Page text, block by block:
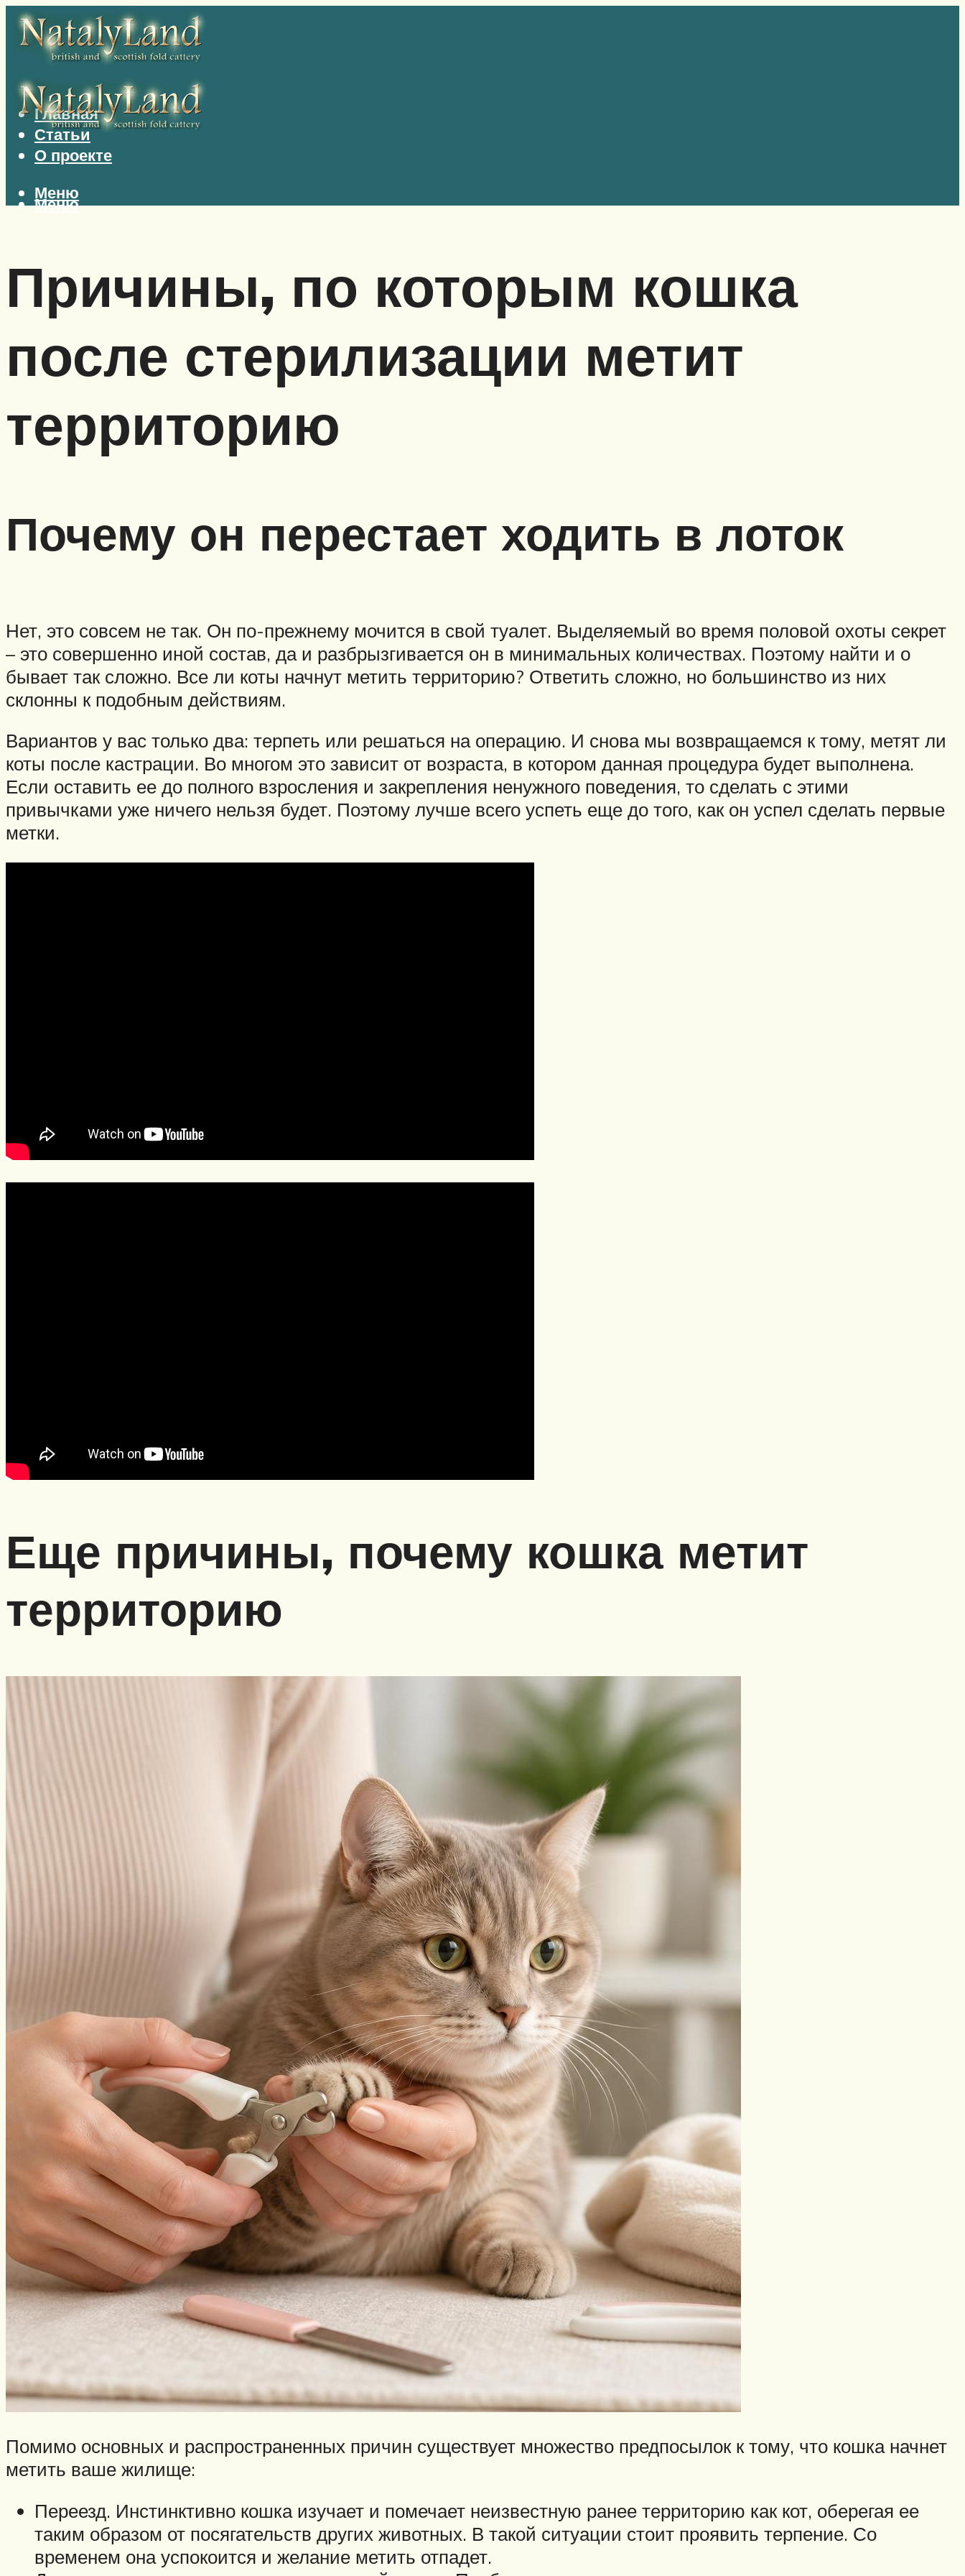
Главная
Статьи
О проекте
Меню
Меню
Причины, по которым кошка
после стерилизации метит
территорию
Почему он перестает ходить в лоток
Нет, это совсем не так. Он по-прежнему мочится в свой туалет. Выделяемый во время половой охоты секрет
– это совершенно иной состав, да и разбрызгивается он в минимальных количествах. Поэтому найти и о
бывает так сложно. Все ли коты начнут метить территорию? Ответить сложно, но большинство из них
склонны к подобным действиям.
Вариантов у вас только два: терпеть или решаться на операцию. И снова мы возвращаемся к тому, метят ли
коты после кастрации. Во многом это зависит от возраста, в котором данная процедура будет выполнена.
Если оставить ее до полного взросления и закрепления ненужного поведения, то сделать с этими
привычками уже ничего нельзя будет. Поэтому лучше всего успеть еще до того, как он успел сделать первые
метки.
Еще причины, почему кошка метит
территорию
Помимо основных и распространенных причин существует множество предпосылок к тому, что кошка начнет
метить ваше жилище:
Переезд. Инстинктивно кошка изучает и помечает неизвестную ранее территорию как кот, оберегая ее
таким образом от посягательств других животных. В такой ситуации стоит проявить терпение. Со
временем она успокоится и желание метить отпадет.